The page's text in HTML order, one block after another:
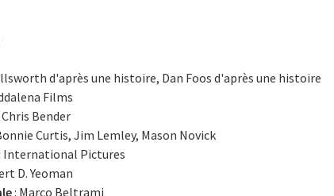
d'après une histoire, Dan Foos d'après une histoire
Films
Bender
Curtis, Jim Lemley, Mason Novick
International Pictures
D. Yeoman
: Marco Beltrami